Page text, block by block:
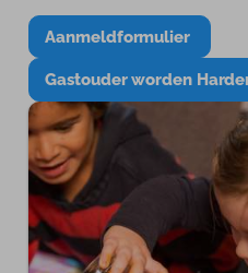
Aanmeldformulier
Gastouder worden